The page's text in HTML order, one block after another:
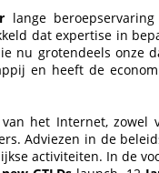
lange
dat expertise in
nu grotendeels onze
en heeft de
van het Internet, zowel
Adviezen in de
activiteiten. In de